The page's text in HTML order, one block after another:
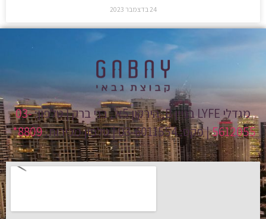
24 בדצמבר 2023
מגדלי LYFE בניין B, הירקון 5א', בני ברק | טלפון:
03-
5612055| פקס: 03-6011554 | טלפון מכירות: 8809*